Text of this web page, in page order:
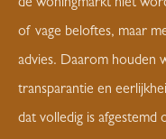
de woningmarkt niet
of vage beloftes, maar
advies. Daarom houden
transparantie en
dat volledig is